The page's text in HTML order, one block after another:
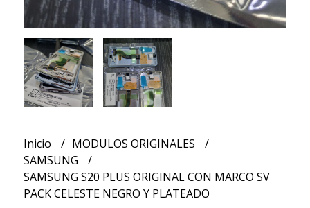
Inicio
MODULOS ORIGINALES
SAMSUNG
SAMSUNG S20 PLUS ORIGINAL CON MARCO SV
PACK CELESTE NEGRO Y PLATEADO